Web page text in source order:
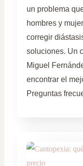
un problema
hombres y
corregir
soluciones. Un
Miguel
encontrar el
Preguntas